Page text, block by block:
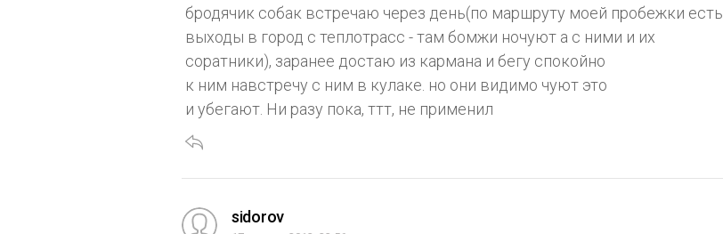
бродячик собак встречаю через день(по маршруту моей пробежки есть
выходы в город с теплотрасс - там бомжи ночуют а с ними и их
соратники), заранее достаю из кармана и бегу спокойно
к ним навстречу с ним в кулаке. но они видимо чуют это
и убегают. Ни разу пока, ттт, не применил
sidorov